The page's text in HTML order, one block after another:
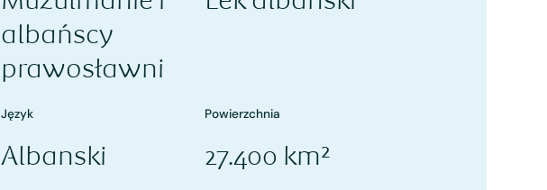
albańscy
prawosławni
Język
Albanski
Powierzchnia
27.400 km²